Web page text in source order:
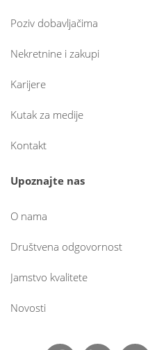
Poziv dobavljačima
Nekretnine i zakupi
Karijere
Kutak za medije
Kontakt
Upoznajte nas
O nama
Društvena odgovornost
Jamstvo kvalitete
Novosti